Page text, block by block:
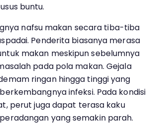
buntu.
nafsu makan secara tiba-tiba
Penderita biasanya merasa
makan meskipun sebelumnya
pada pola makan. Gejala
ringan hingga tinggi yang
infeksi. Pada kondisi
perut juga dapat terasa kaku
yang semakin parah.